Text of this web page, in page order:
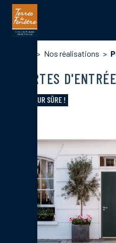
Aller
contenu
principale
Nos réalisations
PORTES
UNE VALEUR SÛRE !